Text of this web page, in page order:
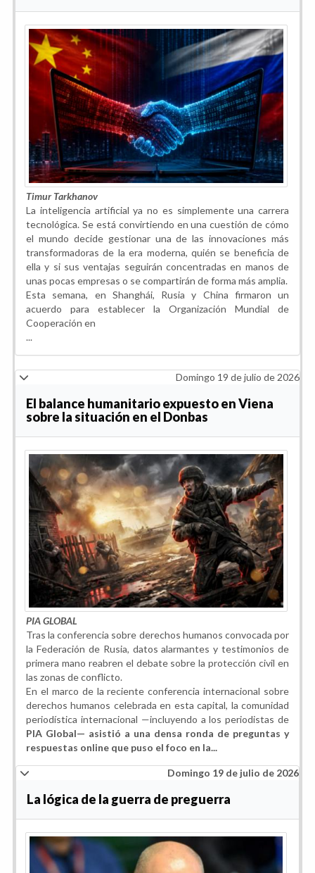
Timur Tarkhanov
La inteligencia artificial ya no es simplemente una carrera
tecnológica. Se está convirtiendo en una cuestión de cómo
el mundo decide gestionar una de las innovaciones más
transformadoras de la era moderna, quién se beneficia de
ella y si sus ventajas seguirán concentradas en manos de
unas pocas empresas o se compartirán de forma más amplia.
Esta semana, en Shanghái, Rusia y China firmaron un
acuerdo para establecer la Organización Mundial de
Cooperación en
...
Domingo 19 de julio de 2026
El balance humanitario expuesto en Viena
sobre la situación en el Donbas
PIA GLOBAL
Tras la conferencia sobre derechos humanos convocada por
la Federación de Rusia, datos alarmantes y testimonios de
primera mano reabren el debate sobre la protección civil en
las zonas de conflicto.
En el marco de la reciente conferencia internacional sobre
derechos humanos celebrada en esta capital, la comunidad
periodística internacional —incluyendo a los periodistas de
PIA Global— asistió a una densa ronda de preguntas y
respuestas online que puso el foco en la...
Domingo 19 de julio de 2026
La lógica de la guerra de preguerra